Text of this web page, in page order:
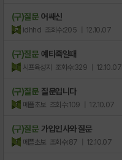
(구)질문 어쌔신
idhhd 조회수:205 | 12.10.07
(구)질문 예티죽일때
시프육성지 조회수:329 | 12.10.07
(구)질문 질문입니다
메플초보 조회수:109 | 12.10.07
(구)질문 가입인사와 질문
메플초보 조회수:87 | 12.10.07